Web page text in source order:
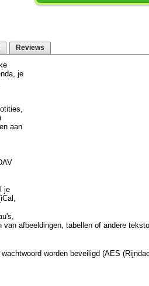
Reviews
je
aan
je
afbeeldingen, tabellen of andere
worden beveiligd (AES